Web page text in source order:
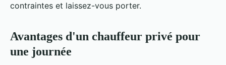
contraintes et laissez-vous porter.
Avantages d'un chauffeur privé pour
une journée